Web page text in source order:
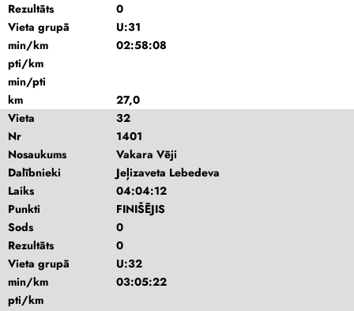
Rezultāts
0
Vieta grupā
U:31
min/km
02:58:08
pti/km
min/pti
km
27,0
Vieta
32
Nr
1401
Nosaukums
Vakara Vēji
Dalībnieki
Jeļizaveta Lebedeva
Laiks
04:04:12
Punkti
FINIŠĒJIS
Sods
0
Rezultāts
0
Vieta grupā
U:32
min/km
03:05:22
pti/km